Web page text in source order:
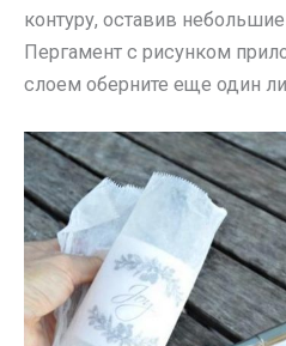
контуру, оставив
Пергамент с рисунком
слоем оберните еще один